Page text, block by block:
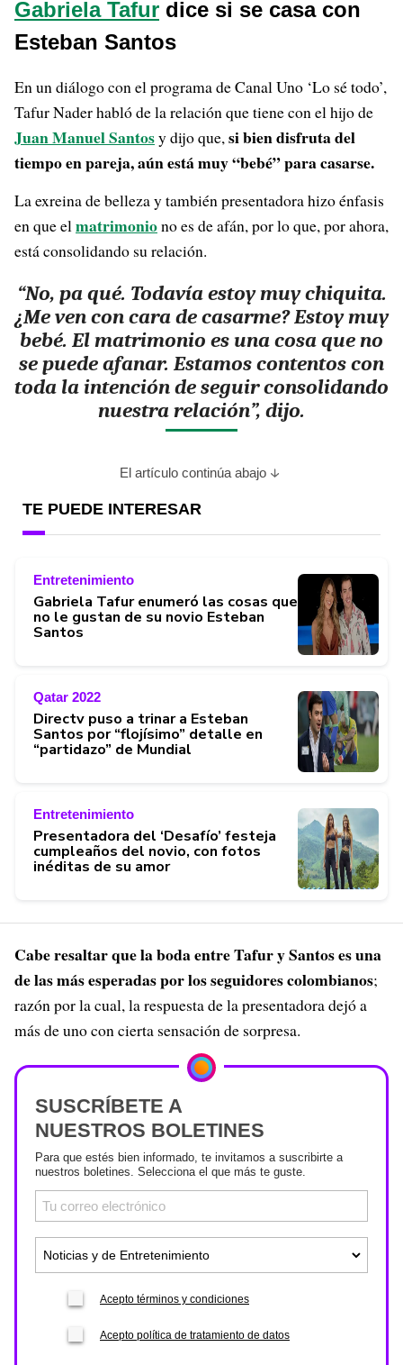
Gabriela Tafur dice si se casa con
Esteban Santos
En un diálogo con el programa de Canal Uno ‘Lo sé todo’,
Tafur Nader habló de la relación que tiene con el hijo de
Juan Manuel Santosy dijo que,si bien disfruta del
tiempo en pareja, aún está muy “bebé” para casarse.
La exreina de belleza y también presentadora hizo énfasis
en que elmatrimoniono es de afán, por lo que, por ahora,
está consolidando su relación.
“No, pa qué. Todavía estoy muy chiquita.
¿Me ven con cara de casarme? Estoy muy
bebé. El matrimonio es una cosa que no
se puede afanar. Estamos contentos con
toda la intención de seguir consolidando
nuestra relación”, dijo.
El artículo continúa abajo
TE PUEDE INTERESAR
Entretenimiento
Gabriela Tafur enumeró las cosas que
no le gustan de su novio Esteban
Santos
Qatar 2022
Directv puso a trinar a Esteban
Santos por “flojísimo” detalle en
“partidazo” de Mundial
Entretenimiento
Presentadora del ‘Desafío’ festeja
cumpleaños del novio, con fotos
inéditas de su amor
Cabe resaltar que la boda entre Tafur y Santos es una
de las más esperadas por los seguidores colombianos;
razón por la cual, la respuesta de la presentadora dejó a
más de uno con cierta sensación de sorpresa.
SUSCRÍBETE A
NUESTROS BOLETINES
Para que estés bien informado, te invitamos a suscribirte a
nuestros boletines. Selecciona el que más te guste.
Acepto términos y condiciones
Acepto política de tratamiento de datos